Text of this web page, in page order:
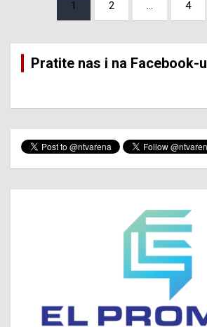
pagination
1 2 … 4
Pratite nas i na Facebook-u